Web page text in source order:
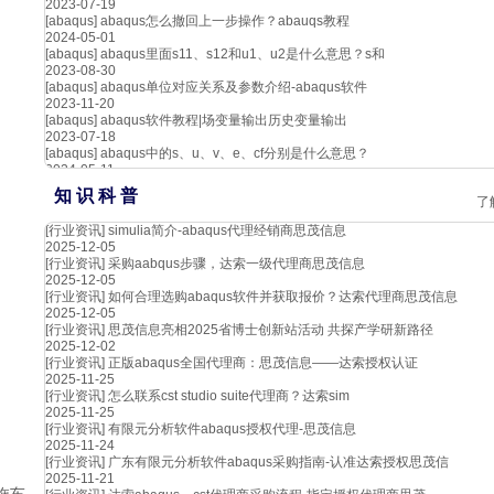
2023-07-19
[abaqus] abaqus怎么撤回上一步操作？abauqs教程
2024-05-01
[abaqus] abaqus里面s11、s12和u1、u2是什么意思？s和
2023-08-30
[abaqus] abaqus单位对应关系及参数介绍-abaqus软件
2023-11-20
[abaqus] abaqus软件教程|场变量输出历史变量输出
2023-07-18
[abaqus] abaqus中的s、u、v、e、cf分别是什么意思？
2024-05-11
知 识 科 普
了
[行业资讯] simulia简介-abaqus代理经销商思茂信息
2025-12-05
[行业资讯] 采购aabqus步骤，达索一级代理商思茂信息
2025-12-05
[行业资讯] 如何合理选购abaqus软件并获取报价？达索代理商思茂信息
2025-12-05
[行业资讯] 思茂信息亮相2025省博士创新站活动 共探产学研新路径
2025-12-02
[行业资讯] 正版abaqus全国代理商：思茂信息——达索授权认证
2025-11-25
[行业资讯] 怎么联系cst studio suite代理商？达索sim
2025-11-25
[行业资讯] 有限元分析软件abaqus授权代理-思茂信息
2025-11-24
[行业资讯] 广东有限元分析软件abaqus采购指南-认准达索授权思茂信
2025-11-21